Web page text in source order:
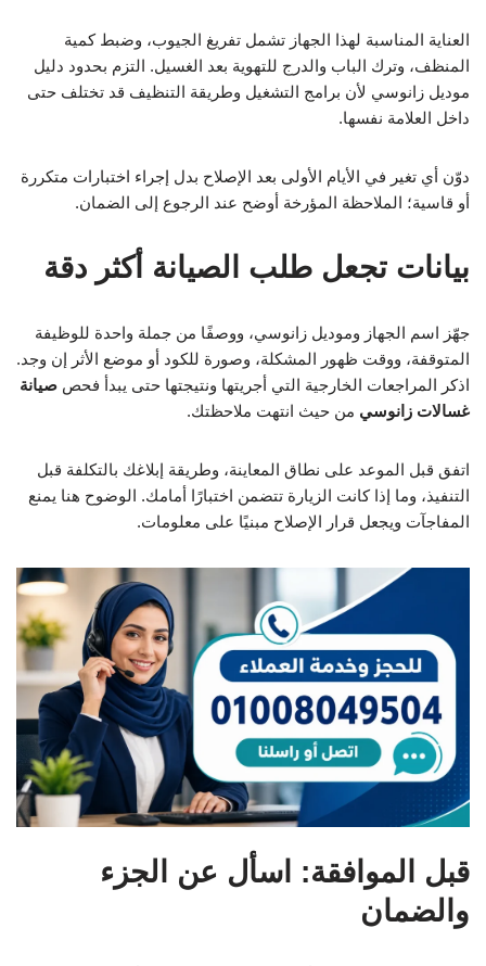
العناية المناسبة لهذا الجهاز تشمل تفريغ الجيوب، وضبط كمية
المنظف، وترك الباب والدرج للتهوية بعد الغسيل. التزم بحدود دليل
موديل زانوسي لأن برامج التشغيل وطريقة التنظيف قد تختلف حتى
داخل العلامة نفسها.
دوّن أي تغير في الأيام الأولى بعد الإصلاح بدل إجراء اختبارات متكررة
أو قاسية؛ الملاحظة المؤرخة أوضح عند الرجوع إلى الضمان.
بيانات تجعل طلب الصيانة أكثر دقة
جهّز اسم الجهاز وموديل زانوسي، ووصفًا من جملة واحدة للوظيفة
المتوقفة، ووقت ظهور المشكلة، وصورة للكود أو موضع الأثر إن وجد.
اذكر المراجعات الخارجية التي أجريتها ونتيجتها حتى يبدأ فحص صيانة
غسالات زانوسي من حيث انتهت ملاحظتك.
اتفق قبل الموعد على نطاق المعاينة، وطريقة إبلاغك بالتكلفة قبل
التنفيذ، وما إذا كانت الزيارة تتضمن اختبارًا أمامك. الوضوح هنا يمنع
المفاجآت ويجعل قرار الإصلاح مبنيًا على معلومات.
قبل الموافقة: اسأل عن الجزء
والضمان